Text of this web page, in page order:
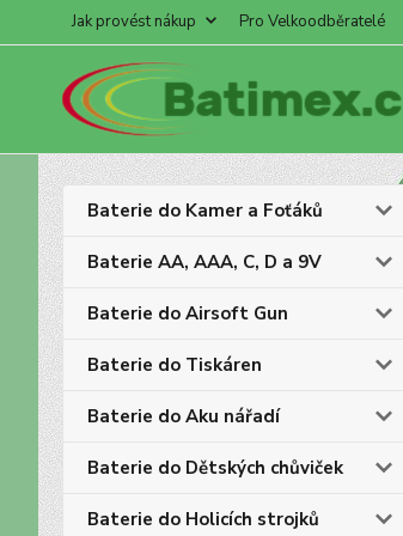
Jak provést nákup Pro Velkoodběratelé
Baterie do Kamer a Foťáků
Baterie AA, AAA, C, D a 9V
Baterie do Airsoft Gun
Baterie do Tiskáren
Baterie do Aku nářadí
Baterie do Dětských chůviček
Baterie do Holicích strojků